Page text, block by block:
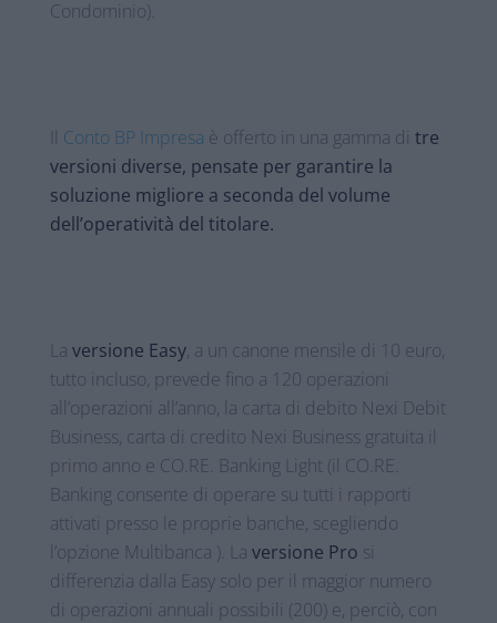
Condominio).
Conto BP Impresa è offerto in una gamma di tre
versioni diverse, pensate per garantire la
soluzione migliore a seconda del volume
dell’operatività del titolare.
La versione Easy, a un canone mensile di 10 euro,
tutto incluso, prevede fino a 120 operazioni
all’operazioni all’anno, la carta di debito Nexi Debit
Business, carta di credito Nexi Business gratuita il
primo anno e CO.RE. Banking Light (il CO.RE.
Banking consente di operare su tutti i rapporti
attivati presso le proprie banche, scegliendo
l’opzione Multibanca ). La versione Pro si
differenzia dalla Easy solo per il maggior numero
di operazioni annuali possibili (200) e, perciò, con